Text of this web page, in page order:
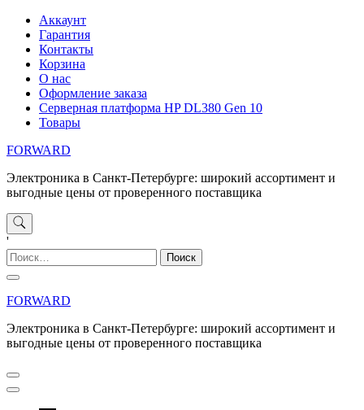
Перейти
содержимому
Аккаунт
Гарантия
Контакты
Корзина
О нас
Оформление заказа
Серверная платформа HP DL380 Gen 10
Товары
FORWARD
Электроника в Санкт-Петербурге: широкий ассортимент и
выгодные цены от проверенного поставщика
'
Найти:
FORWARD
Электроника в Санкт-Петербурге: широкий ассортимент и
выгодные цены от проверенного поставщика